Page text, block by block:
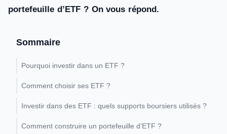
portefeuille d’ETF ? On vous répond.
Sommaire
Pourquoi investir dans un ETF ?
Comment choisir ses ETF ?
Investir dans des ETF : quels supports boursiers utilisés ?
Comment construire un portefeuille d’ETF ?